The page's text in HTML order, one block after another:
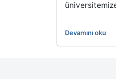
Devamını oku